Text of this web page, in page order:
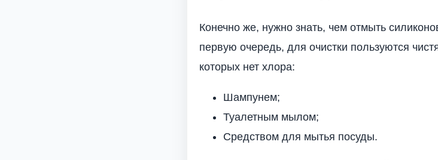
Конечно же, нужно знать, чем отмыть
первую очередь, для очистки пользуются
которых нет хлора:
Шампунем;
Туалетным мылом;
Средством для мытья посуды.